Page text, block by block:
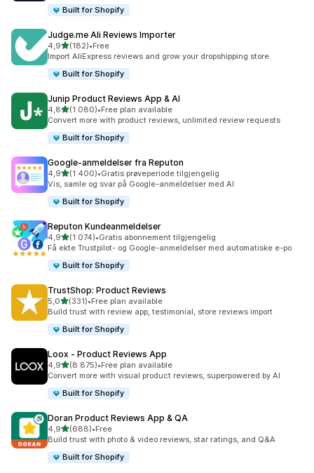
Built for Shopify
Judge.me Ali Reviews Importer
4,9av 5 stjerner
(182)
Totalt 182 omtaler
•Free
Import AliExpress reviews and grow your dropshipping store
Built for Shopify
Junip Product Reviews App & AI
4,8av 5 stjerner
(1 080)
Totalt 1080 omtaler
•Free plan available
Convert more with product reviews, unlimited review requests
Built for Shopify
Google‑anmeldelser fra Reputon
4,9av 5 stjerner
(1 400)
Totalt 1400 omtaler
•Gratis prøveperiode tilgjengelig
Vis, samle og svar på Google-anmeldelser med AI
Built for Shopify
Reputon Kundeanmeldelser
4,9av 5 stjerner
(1 074)
Totalt 1074 omtaler
•Gratis abonnement tilgjengelig
Få ekte Trustpilot- og Google-anmeldelser med automatiske e-po
Built for Shopify
TrustShop: Product Reviews
5,0av 5 stjerner
(331)
Totalt 331 omtaler
•Free plan available
Build trust with review app, testimonial, store reviews import
Built for Shopify
Loox ‑ Product Reviews App
4,9av 5 stjerner
(8 875)
Totalt 8875 omtaler
•Free plan available
Convert more with visual product reviews, superpowered by AI
Built for Shopify
Doran Product Reviews App & QA
4,9av 5 stjerner
(688)
Totalt 688 omtaler
•Free
Build trust with photo & video reviews, star ratings, and Q&A
Built for Shopify